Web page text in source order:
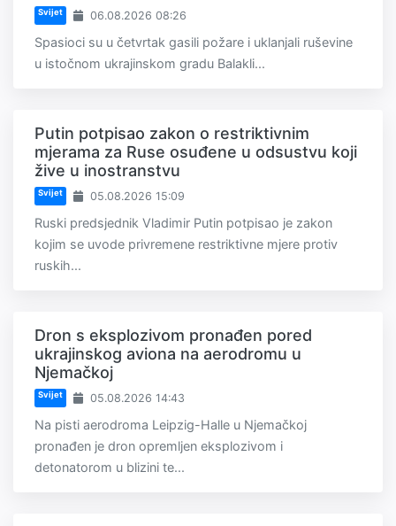
Svijet 06.08.2026 08:26
Spasioci su u četvrtak gasili požare i uklanjali ruševine
u istočnom ukrajinskom gradu Balakli...
Putin potpisao zakon o restriktivnim
mjerama za Ruse osuđene u odsustvu koji
žive u inostranstvu
Svijet 05.08.2026 15:09
Ruski predsjednik Vladimir Putin potpisao je zakon
kojim se uvode privremene restriktivne mjere protiv
ruskih...
Dron s eksplozivom pronađen pored
ukrajinskog aviona na aerodromu u
Njemačkoj
Svijet 05.08.2026 14:43
Na pisti aerodroma Leipzig-Halle u Njemačkoj
pronađen je dron opremljen eksplozivom i
detonatorom u blizini te...